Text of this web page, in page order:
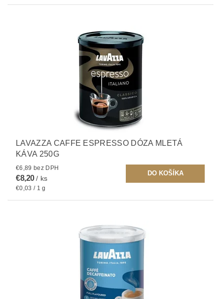
LAVAZZA CAFFE ESPRESSO DÓZA MLETÁ
KÁVA 250G
€6,89 bez DPH
€8,20/ ks
€0,03 / 1 g